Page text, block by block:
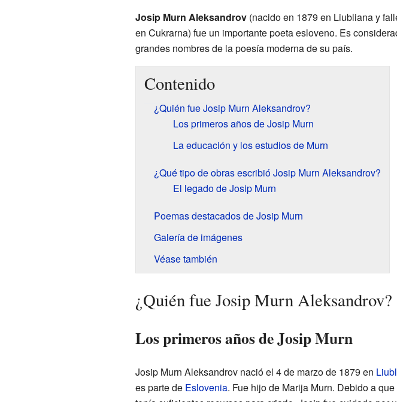
Josip Murn Aleksandrov(nacido en 1879 en Liubliana y
en Cukrarna) fue un importante poeta esloveno. Es
grandes nombres de la poesía moderna de su país.
Contenido
¿Quién fue Josip Murn Aleksandrov?
Los primeros años de Josip Murn
La educación y los estudios de Murn
¿Qué tipo de obras escribió Josip Murn Aleksandrov?
El legado de Josip Murn
Poemas destacados de Josip Murn
Galería de imágenes
Véase también
¿Quién fue Josip Murn Aleksandrov?
Los primeros años de Josip Murn
Josip Murn Aleksandrov nació el 4 de marzo de 1879 en
es parte de Eslovenia. Fue hijo de Marija Murn. Debido a